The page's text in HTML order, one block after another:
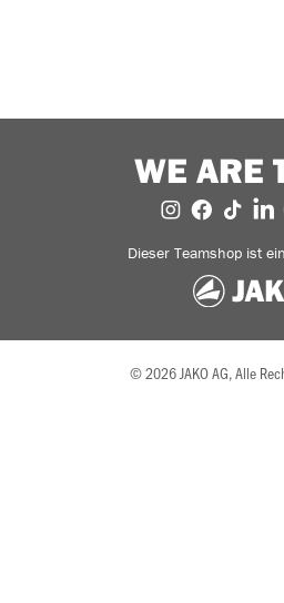
WE ARE
Dieser Teamshop ist
© 2026 JAKO AG, Alle